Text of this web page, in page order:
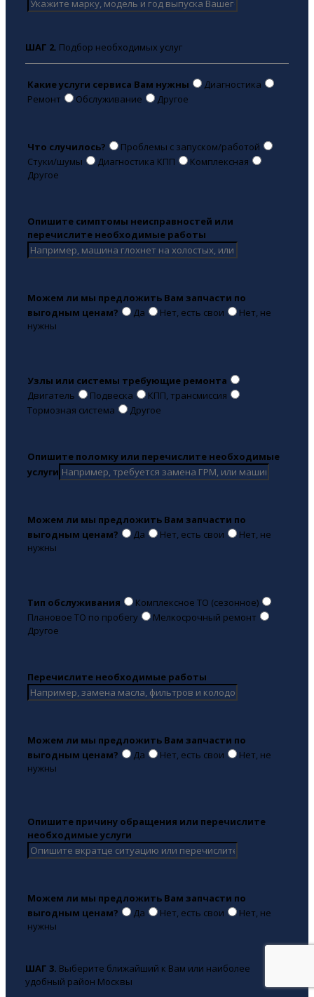
ШАГ 2. Подбор необходимых услуг
Какие услуги сервиса Вам нужны
Диагностика
Ремонт
Обслуживание Другое
Что случилось?
Проблемы с запуском/работой
Стуки/шумы
Диагностика КПП
Комплексная
Другое
Опишите симптомы неисправностей или
перечислите необходимые работы
Можем ли мы предложить Вам запчасти по
выгодным ценам?
Да Нет, есть свои
Нет, не
нужны
Узлы или системы требующие ремонта
Двигатель
Подвеска
КПП, трансмиссия
Тормозная система
Другое
Опишите поломку или перечислите необходимые
услуги
Можем ли мы предложить Вам запчасти по
выгодным ценам?
Да Нет, есть свои
Нет, не
нужны
Тип обслуживания
Комплексное ТО (сезонное)
Плановое ТО по пробегу
Мелкосрочный ремонт
Другое
Перечислите необходимые работы
Можем ли мы предложить Вам запчасти по
выгодным ценам?
Да Нет, есть свои
Нет, не
нужны
Опишите причину обращения или перечислите
необходимые услуги
Можем ли мы предложить Вам запчасти по
выгодным ценам?
Да Нет, есть свои
Нет, не
нужны
ШАГ 3. Выберите ближайший к Вам или наиболее
удобный район Москвы